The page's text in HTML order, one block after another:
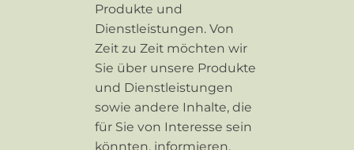
Produkte und
Dienstleistungen. Von
Zeit zu Zeit möchten wir
Sie über unsere Produkte
und Dienstleistungen
sowie andere Inhalte, die
für Sie von Interesse sein
könnten, informieren.